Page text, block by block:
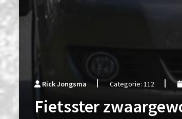
Rick Jongsma Categorie: 112
Fietsster